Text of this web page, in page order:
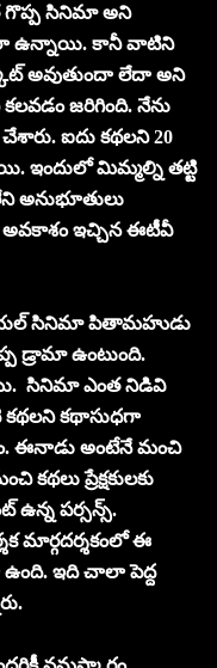
గొప్ప సినిమా అని
చాలా ఉన్నాయి. కానీ వాటిని
అవుతుందా లేదా అని
జరిగింది. నేను
ఐదు కథలని 20
ఇందులో మిమ్మల్ని తట్టి
అనుభూతులు
ఇచ్చిన ఈటీవీ
సినిమా పితామహుడు
డ్రామా ఉంటుంది.
సినిమా ఎంత నిడివి
కథలని కథాసుధగా
ఈనాడు అంటేనే మంచి
ప్రేక్షకులకు
పర్సన్స్.
మార్గదర్శకంలో ఈ
ఇది చాలా పెద్ద